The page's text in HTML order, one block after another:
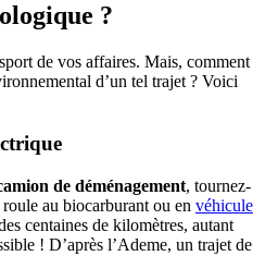
?
de vos affaires. Mais, comment
d’un tel trajet ? Voici
de déménagement, tournez-
au biocarburant ou en véhicule
centaines de kilomètres, autant
! D’après l’Ademe, un trajet de